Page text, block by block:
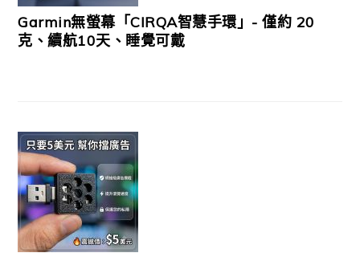
Garmin無螢幕「CIRQA智慧手環」- 僅約 20
克、續航10天、睡覺可戴